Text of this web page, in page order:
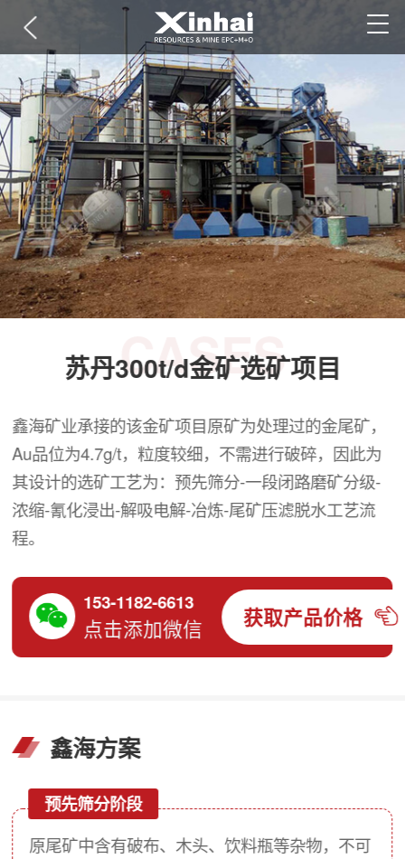
CASES
苏丹300t/d金矿选矿项目
鑫海矿业承接的该金矿项目原矿为处理过的金尾矿，
Au品位为4.7g/t，粒度较细，不需进行破碎，因此为
其设计的选矿工艺为：预先筛分-一段闭路磨矿分级-
浓缩-氰化浸出-解吸电解-冶炼-尾矿压滤脱水工艺流
程。
153-1182-6613
点击添加微信 获取产品价格
鑫海方案
预先筛分阶段
原尾矿中含有破布、木头、饮料瓶等杂物，不可